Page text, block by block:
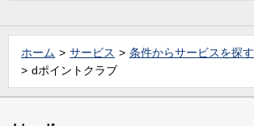
ホーム サービス
条件からサービスを探す
dポイントクラブ